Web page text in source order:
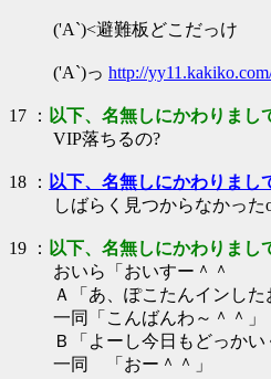
('A`)<避難板どこだっけ
('A`)っ http://
17 ： 以下、名無しにかわりまし
VIP落ちるの?
18 ： 以下、名無しにかわりまし
しばらく見つからなかった
19 ： 以下、名無しにかわりまし
おいら「おいすー＾＾
Ａ「あ、ぽこたんインした
一同「こんばんわ～＾＾」
Ｂ「よーし今日もどっかい
一同 「おー＾＾」